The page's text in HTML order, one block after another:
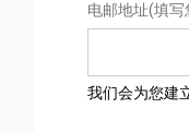
电邮地址(填写
我们会为您建